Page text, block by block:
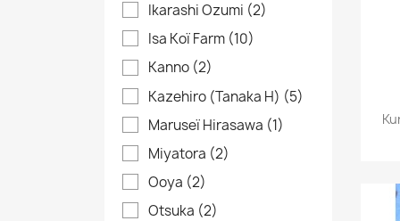
Ikarashi Ozumi (2)
Isa Koï Farm (10)
Kanno (2)
Kazehiro (Tanaka H) (5)
Maruseï Hirasawa (1)
Miyatora (2)
Ooya (2)
Otsuka (2)